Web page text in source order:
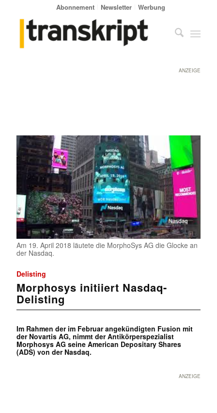
Abonnement Newsletter Werbung
ANZEIGE
Am 19. April 2018 läutete die MorphoSys AG die Glocke an
der Nasdaq.
Delisting
Morphosys initiiert Nasdaq-
Delisting
Im Rahmen der im Februar angekündigten Fusion mit
der Novartis AG, nimmt der Antikörperspezialist
Morphosys AG seine American Depositary Shares
(ADS) von der Nasdaq.
ANZEIGE